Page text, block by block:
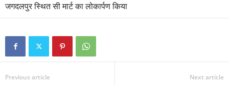
जगदलपुर स्थित सी मार्ट का लोकार्पण किया
Previous article Next article